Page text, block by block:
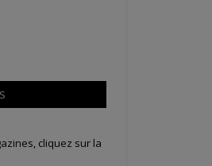
cliquez sur la